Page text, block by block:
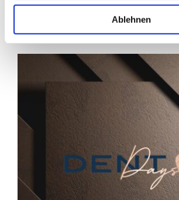
Ablehnen